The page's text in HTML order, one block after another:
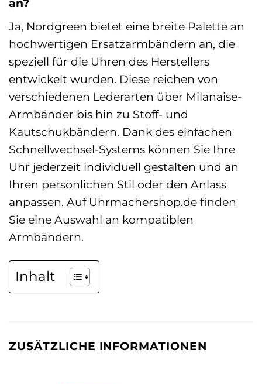
an?
Ja, Nordgreen bietet eine breite Palette an
hochwertigen Ersatzarmbändern an, die
speziell für die Uhren des Herstellers
entwickelt wurden. Diese reichen von
verschiedenen Lederarten über Milanaise-
Armbänder bis hin zu Stoff- und
Kautschukbändern. Dank des einfachen
Schnellwechsel-Systems können Sie Ihre
Uhr jederzeit individuell gestalten und an
Ihren persönlichen Stil oder den Anlass
anpassen. Auf Uhrmachershop.de finden
Sie eine Auswahl an kompatiblen
Armbändern.
Inhalt
ZUSÄTZLICHE INFORMATIONEN